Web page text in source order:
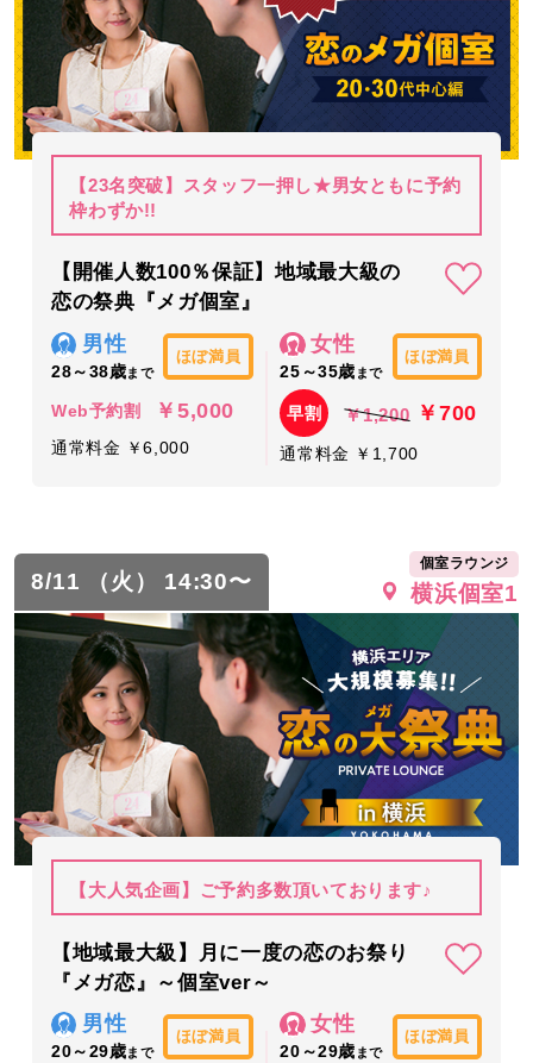
【23名突破】スタッフ一押し★男女ともに予約
枠わずか!!
【開催人数100％保証】地域最大級の
恋の祭典『メガ個室』
男性
28～38歳まで
ほぼ満員
Web予約割 ￥5,000
通常料金 ￥6,000
女性
25～35歳 まで
ほぼ満員
早割 ￥1,200 ￥700
通常料金 ￥1,700
8/11 （火） 14:30〜
個室ラウンジ
横浜個室1
【大人気企画】ご予約多数頂いております♪
【地域最大級】月に一度の恋のお祭り
『メガ恋』～個室ver～
男性
20～29歳まで
ほぼ満員
女性
20～29歳 まで
ほぼ満員